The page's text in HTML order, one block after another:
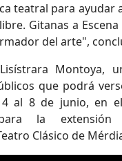
teatral para ayudar
Gitanas a
del arte",
Montoya,
que podrá
4 al 8 de junio, en
la extensión
Clásico de